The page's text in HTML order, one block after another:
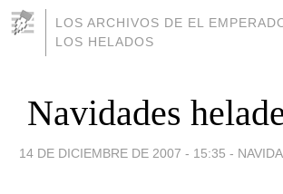
LOS ARCHIVOS DE EL
LOS HELADOS
Navidades
14 DE DICIEMBRE DE 2007 - 15:35 -